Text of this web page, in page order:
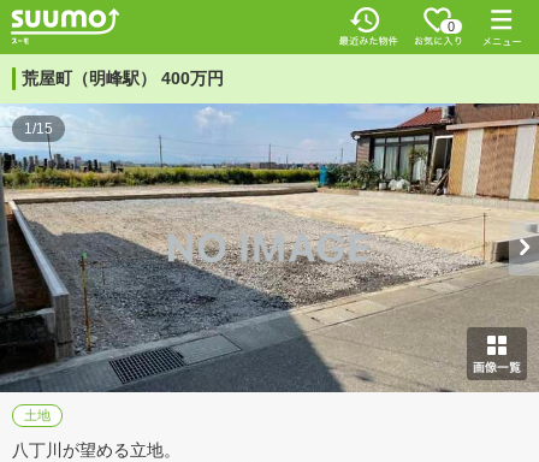
0
荒屋町（明峰駅） 400万円
1/15
土地
八丁川が望める立地。